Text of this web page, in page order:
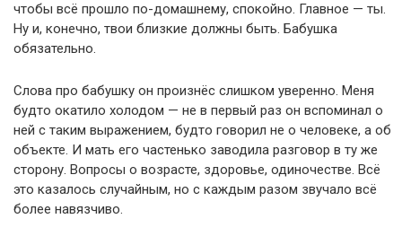
чтобы всё прошло по-домашнему, спокойно. Главное — ты.
Ну и, конечно, твои близкие должны быть. Бабушка
обязательно.
Слова про бабушку он произнёс слишком уверенно. Меня
будто окатило холодом — не в первый раз он вспоминал о
ней с таким выражением, будто говорил не о человеке, а об
объекте. И мать его частенько заводила разговор в ту же
сторону. Вопросы о возрасте, здоровье, одиночестве. Всё
это казалось случайным, но с каждым разом звучало всё
более навязчиво.